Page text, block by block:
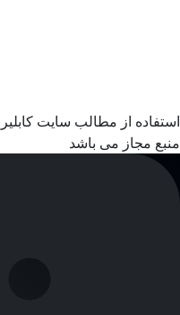
استفاده از مطالب سایت
منبع مجاز می باشد